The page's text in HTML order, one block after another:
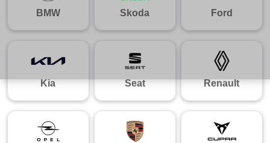
BMW Skoda Ford
Kia Seat Renault